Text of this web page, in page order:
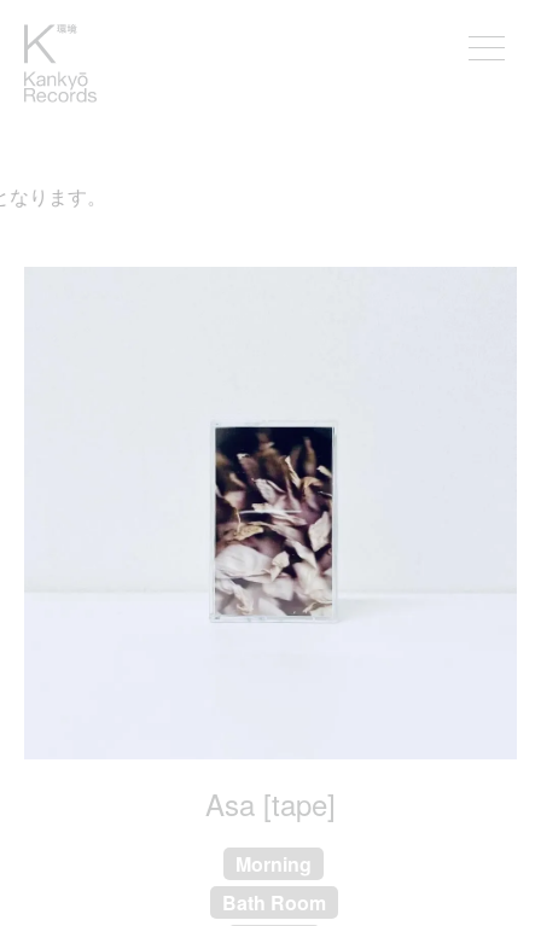
ります。
Asa [tape]
Morning
Bath Room